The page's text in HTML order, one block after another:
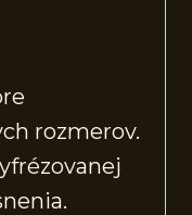
rozmerov.